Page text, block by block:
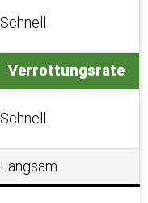
Schnell
Verrottungsrate
Schnell
Langsam